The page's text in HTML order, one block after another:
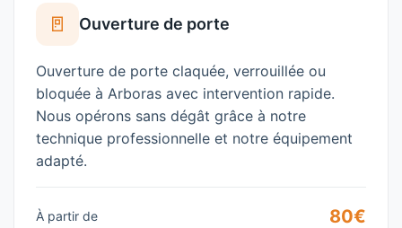
🚪 Ouverture de porte
Ouverture de porte claquée, verrouillée ou
bloquée à Arboras avec intervention rapide.
Nous opérons sans dégât grâce à notre
technique professionnelle et notre équipement
adapté.
À partir de 80€